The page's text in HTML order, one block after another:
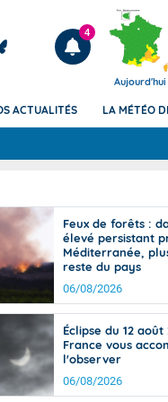
Articles
4
Aujourd'hui
de
Phénomènes
Avertissement
des communes
Bulletins Marine
d'avalanche
Météo des forêts
Vigicrues
ACTUALITÉS LA MÉTÉO
Feux de forêts :
élevé persistant
Méditerranée,
reste du pays
06/08/2026
Éclipse du 12
France vous
l'observer
06/08/2026